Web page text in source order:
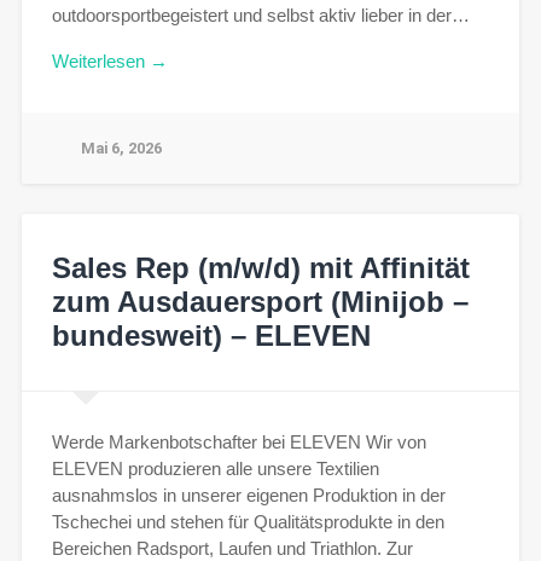
outdoorsportbegeistert und selbst aktiv lieber in der…
Weiterlesen →
Mai 6, 2026
Sales Rep (m/w/d) mit Affinität
zum Ausdauersport (Minijob –
bundesweit) – ELEVEN
Werde Markenbotschafter bei ELEVEN Wir von
ELEVEN produzieren alle unsere Textilien
ausnahmslos in unserer eigenen Produktion in der
Tschechei und stehen für Qualitätsprodukte in den
Bereichen Radsport, Laufen und Triathlon. Zur